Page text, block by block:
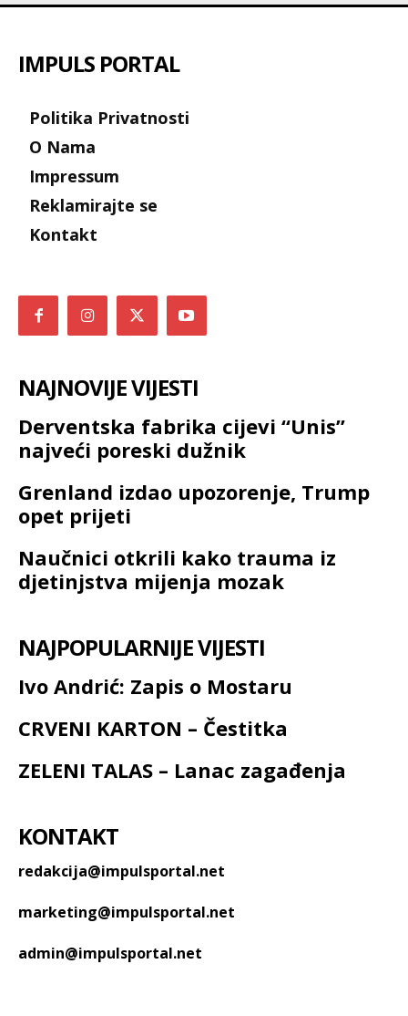
IMPULS PORTAL
Politika Privatnosti
O Nama
Impressum
Reklamirajte se
Kontakt
NAJNOVIJE VIJESTI
Derventska fabrika cijevi “Unis”
najveći poreski dužnik
Grenland izdao upozorenje, Trump
opet prijeti
Naučnici otkrili kako trauma iz
djetinjstva mijenja mozak
NAJPOPULARNIJE VIJESTI
Ivo Andrić: Zapis o Mostaru
CRVENI KARTON – Čestitka
ZELENI TALAS – Lanac zagađenja
KONTAKT
redakcija@impulsportal.net
marketing@impulsportal.net
admin@impulsportal.net